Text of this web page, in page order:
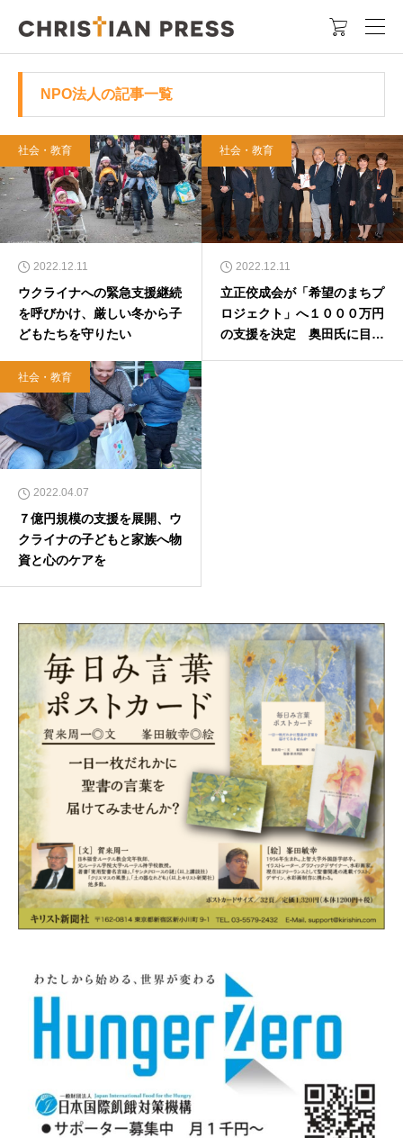

NPO法人の記事一覧
社会・教育
2022.12.11
ウクライナへの緊急支援継続
を呼びかけ、厳しい冬から子
どもたちを守りたい
社会・教育
2022.12.11
立正佼成会が「希望のまちプ
ロジェクト」へ１０００万円
の支援を決定 奥田氏に目録
社会・教育
2022.04.07
７億円規模の支援を展開、ウ
クライナの子どもと家族へ物
資と心のケアを